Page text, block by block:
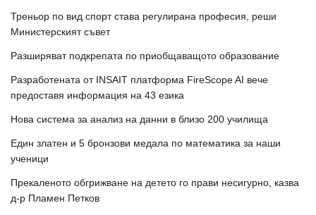
Треньор по вид спорт става регулирана професия, реши
Министерският съвет
Разширяват подкрепата по приобщаващото образование
Разработената от INSAIT платформа FireScope AI вече
предоставя информация на 43 езика
Нова система за анализ на данни в близо 200 училища
Един златен и 5 бронзови медала по математика за наши
ученици
Прекаленото обгрижване на детето го прави несигурно, казва
д-р Пламен Петков